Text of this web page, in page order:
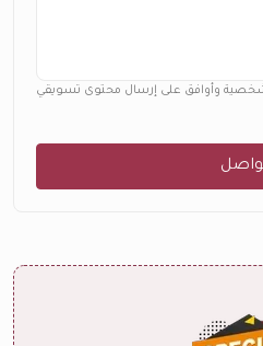
الشخصية وأوافق على إرسال محتوى تسويقي